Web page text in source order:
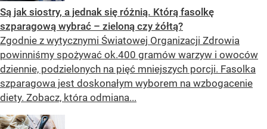
Są jak siostry, a jednak się różnią. Którą fasolkę
szparagową wybrać – zieloną czy żółtą?
Zgodnie z wytycznymi Światowej Organizacji Zdrowia
powinniśmy spożywać ok.400 gramów warzyw i owoców
dziennie, podzielonych na pięć mniejszych porcji. Fasolka
szparagowa jest doskonałym wyborem na wzbogacenie
diety. Zobacz, która odmiana...